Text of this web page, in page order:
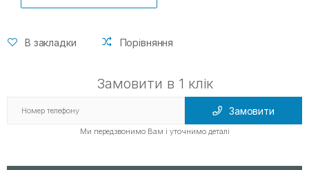
В закладки Порівняння
Замовити в 1 клік
Замовити
Ми передзвонимо Вам і уточнимо деталі